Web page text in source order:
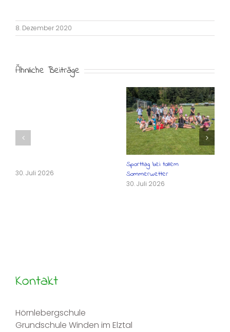
8. Dezember 2020
Ähnliche Beiträge
30. Juli 2026
Sporttag bei tollem
Sommerwetter
30. Juli 2026
Kontakt
Hörnlebergschule
Grundschule Winden im Elztal